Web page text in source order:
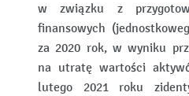
w związku z
finansowych
za 2020 rok, w wyniku
na utratę wartości
lutego 2021 roku